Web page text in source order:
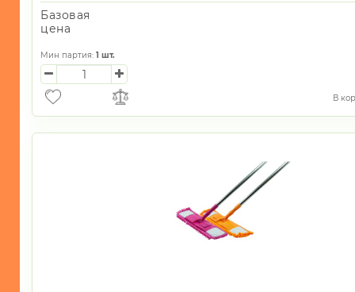
Базовая
цена
Мин партия: 1 шт.
В